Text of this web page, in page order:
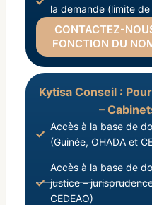
la demande (limite
CONTACTEZ-
FONCTION DU
Kytisa Conseil :
–
Accès à la base de
(Guinée, OHADA et
Accès à la base de
justice –
CEDEAO)